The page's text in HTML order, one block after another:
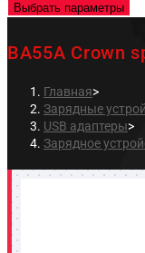
Выбрать параметры
BA55A Crown
Главная>
Зарядные
USB адаптеры>
Зарядное